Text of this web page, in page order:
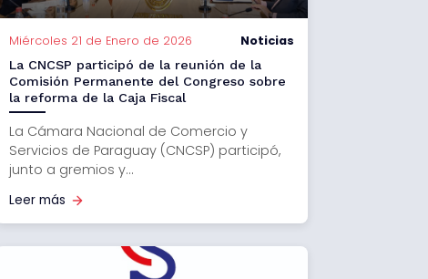
Miércoles 21 de Enero de 2026 Noticias
La CNCSP participó de la reunión de la
Comisión Permanente del Congreso sobre
la reforma de la Caja Fiscal
La Cámara Nacional de Comercio y
Servicios de Paraguay (CNCSP) participó,
junto a gremios y...
Leer más